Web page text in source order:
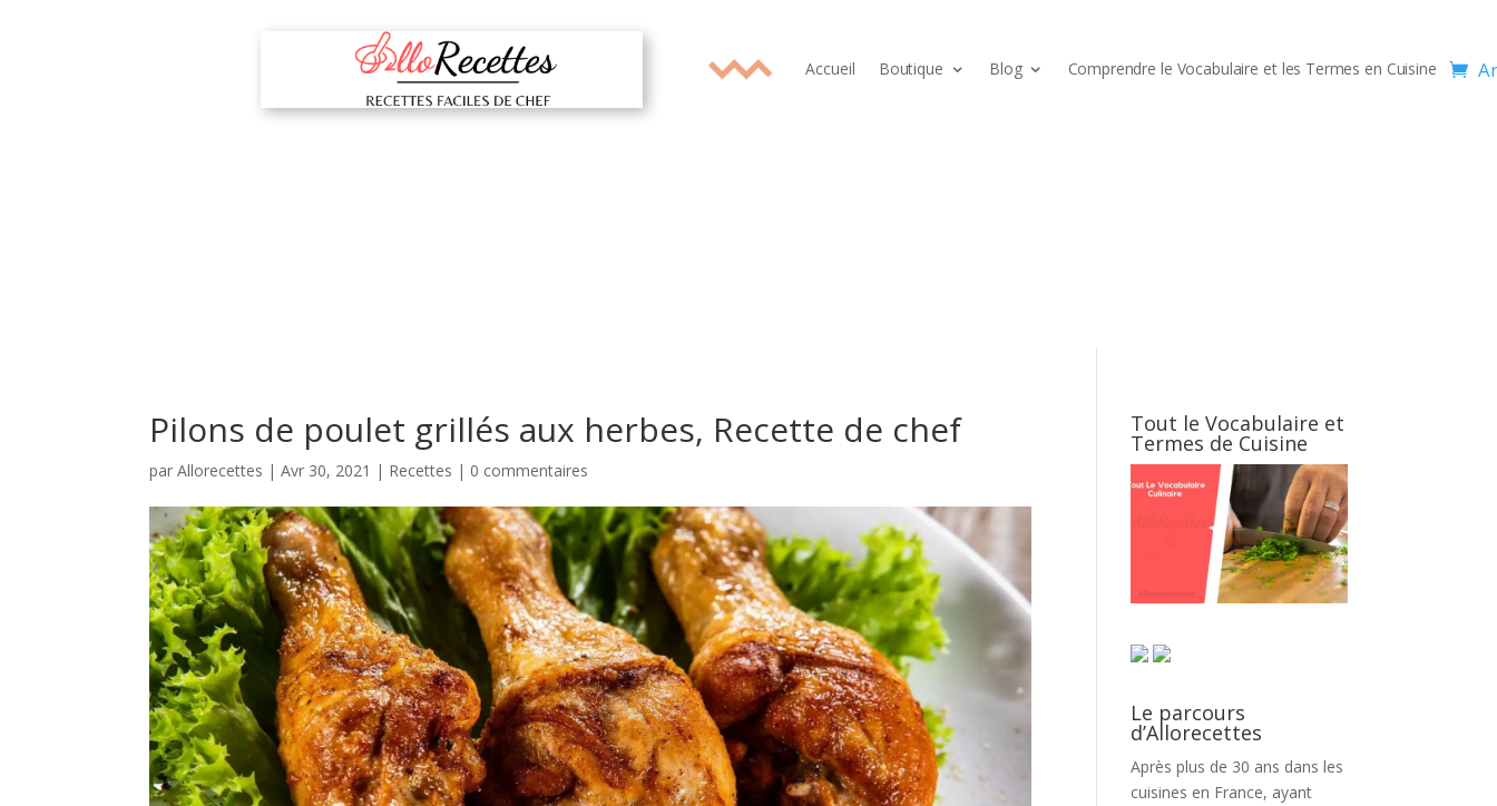
Accueil Boutique Blog Comprendre le Vocabulaire et les Termes en Cuisine
Pilons de poulet grillés aux herbes, Recette de chef
parAllorecettes |Avr 30, 2021 | Recettes | 0 commentaires
Tout le Vocabulaire et
Termes de Cuisine
Le parcours
d’Allorecettes
Après plus de 30 ans dans les
cuisines en France, ayant